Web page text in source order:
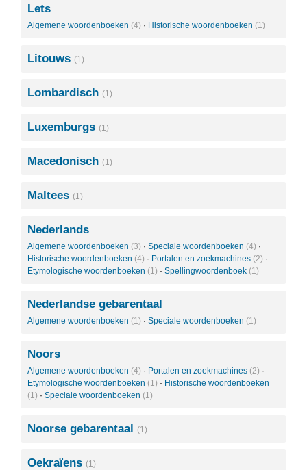
Lets
Algemene woordenboeken (4) · Historische woordenboeken (1)
Litouws (1)
Lombardisch (1)
Luxemburgs (1)
Macedonisch (1)
Maltees (1)
Nederlands
Algemene woordenboeken (3) · Speciale woordenboeken (4) ·
Historische woordenboeken (4) · Portalen en zoekmachines (2) ·
Etymologische woordenboeken (1) · Spellingwoordenboek (1)
Nederlandse gebarentaal
Algemene woordenboeken (1) · Speciale woordenboeken (1)
Noors
Algemene woordenboeken (4) · Portalen en zoekmachines (2) ·
Etymologische woordenboeken (1) · Historische woordenboeken
(1) · Speciale woordenboeken (1)
Noorse gebarentaal (1)
Oekraïens (1)